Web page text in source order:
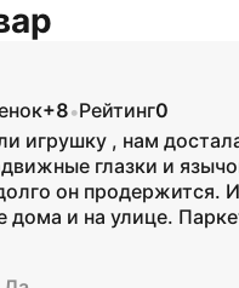
+8•Рейтинг0
игрушку , нам
глазки и
он продержится.
дома и на улице.